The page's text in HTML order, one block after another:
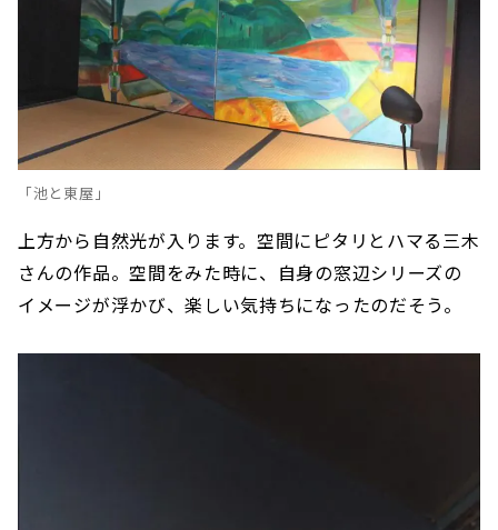
「池と東屋」
上方から自然光が入ります。空間にピタリとハマる三木
さんの作品。空間をみた時に、自身の窓辺シリーズの
イメージが浮かび、楽しい気持ちになったのだそう。